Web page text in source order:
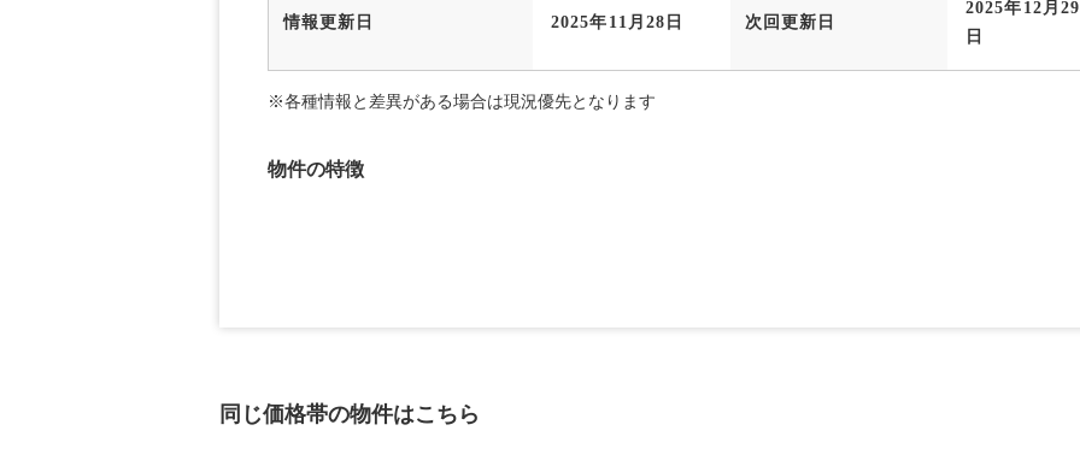
情報更新日 2025年11月28日 次回更新日
2025年12月29
日
※各種情報と差異がある場合は現況優先となります
物件の特徴
同じ価格帯の物件はこちら